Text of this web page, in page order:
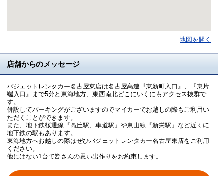
地図を開く
店舗からのメッセージ
バジェットレンタカー名古屋東店は名古屋高速『東新町入口』、『東片
端入口』まで5分と東海地方、東西南北どこにいくにもアクセス抜群で
す。
併設してパーキングがございますのでマイカーでお越しの際もご利用い
ただくことができます。
また、地下鉄桜通線『高丘駅、車道駅』や東山線『新栄駅』など近くに
地下鉄の駅もあります。
東海地方へお越しの際はぜひバジェットレンタカー名古屋東店をご利用
ください。
他にはない1台で皆さんの思い出作りをお約束します。